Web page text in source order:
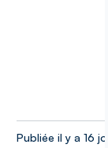
Publiée il y a 16